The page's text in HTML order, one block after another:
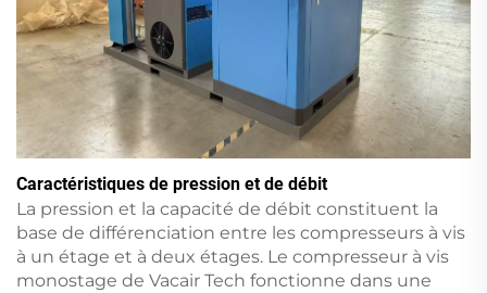
Caractéristiques de pression et de débit
La pression et la capacité de débit constituent la
base de différenciation entre les compresseurs à vis
à un étage et à deux étages. Le compresseur à vis
monostage de Vacair Tech fonctionne dans une